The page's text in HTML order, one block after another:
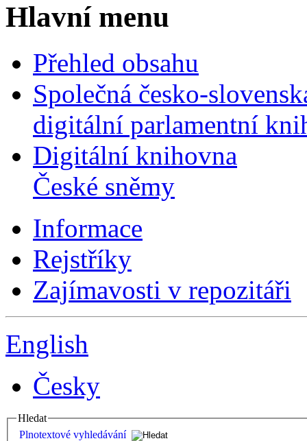
Hlavní menu
Přehled obsahu
Společná česko-
digitální parlamentní
Digitální knihovna
České sněmy
Informace
Rejstříky
Zajímavosti v repozitáři
English
Česky
Hledat
Plnotextové vyhledávání